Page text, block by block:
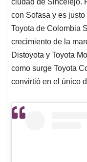
ciudad de Sincelejo.
con Sofasa y es
Toyota de Colombia
crecimiento de la
Distoyota y Toyota
como surge Toyota
convirtió en el único